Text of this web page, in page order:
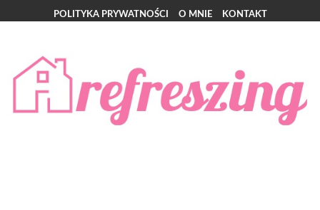
POLITYKA PRYWATNOŚCI O MNIE KONTAKT